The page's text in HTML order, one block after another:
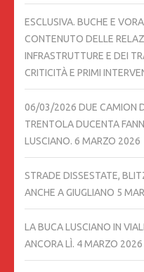
ESCLUSIVA. BUCHE E
CONTENUTO DELLE
INFRASTRUTTURE E DEI
CRITICITÀ E PRIMI
06/03/2026 DUE CAMION
TRENTOLA DUCENTA
LUSCIANO. 6 MARZO 2026
STRADE DISSESTATE,
ANCHE A GIUGLIANO 5
LA BUCA LUSCIANO IN
ANCORA LÌ. 4 MARZO 2026